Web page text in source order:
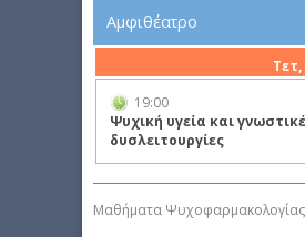
Αμφιθέατρο
19:00
Ψυχική υγεία και
δυσλειτουργίες
Mαθήματα Ψυχοφαρμακολογίας